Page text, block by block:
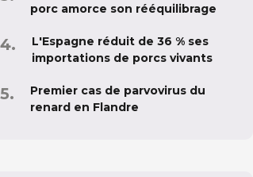
porc amorce son rééquilibrage
L'Espagne réduit de 36 % ses
importations de porcs vivants
Premier cas de parvovirus du
renard en Flandre